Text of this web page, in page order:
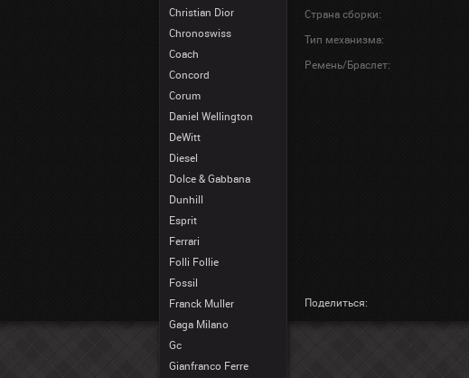
Christian Dior
Chronoswiss
Coach
Concord
Corum
Daniel Wellington
DeWitt
Diesel
Dolce & Gabbana
Dunhill
Esprit
Ferrari
Folli Follie
Fossil
Franck Muller
Gaga Milano
Gc
Gianfranco Ferre
Страна сборки:
Тип механизма:
Ремень/Браслет:
Поделиться: